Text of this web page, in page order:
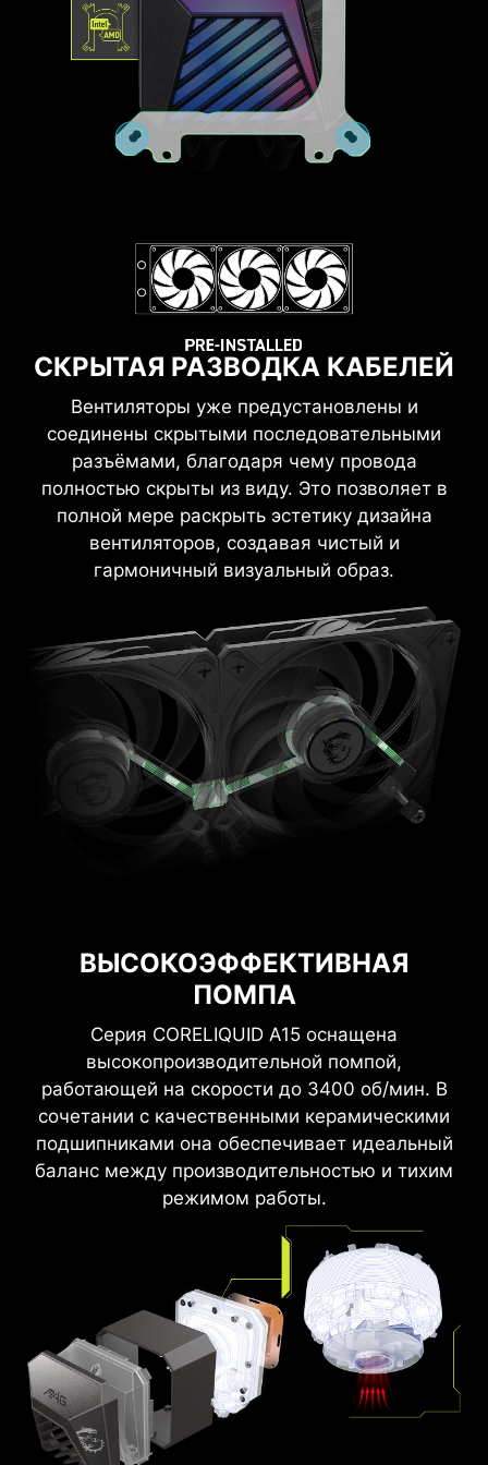
Разъем JAF_1
СКРЫТАЯ РАЗВОДКА КАБЕЛЕЙ
Вентиляторы уже предустановлены и
соединены скрытыми последовательными
разъёмами, благодаря чему провода
полностью скрыты из виду. Это позволяет в
полной мере раскрыть эстетику дизайна
вентиляторов, создавая чистый и
гармоничный визуальный образ.
ВЫСОКОЭФФЕКТИВНАЯ
ПОМПА
Серия CORELIQUID A15 оснащена
высокопроизводительной помпой,
работающей на скорости до 3400 об/мин. В
сочетании с качественными керамическими
подшипниками она обеспечивает идеальный
баланс между производительностью и тихим
режимом работы.